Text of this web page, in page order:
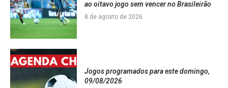
ao oitavo jogo sem vencer no Brasileirão
8 de agosto de 2026
Jogos programados para este domingo,
09/08/2026